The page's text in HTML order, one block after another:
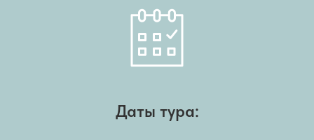
Даты тура: